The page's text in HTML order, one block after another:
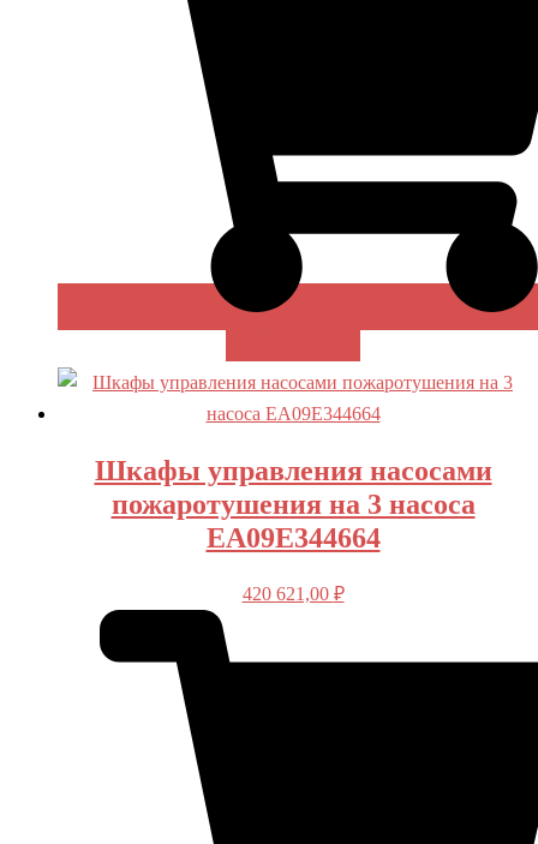
Шкафы управления насосами
пожаротушения на 3 насоса
EA09E344664
420 621,00 ₽